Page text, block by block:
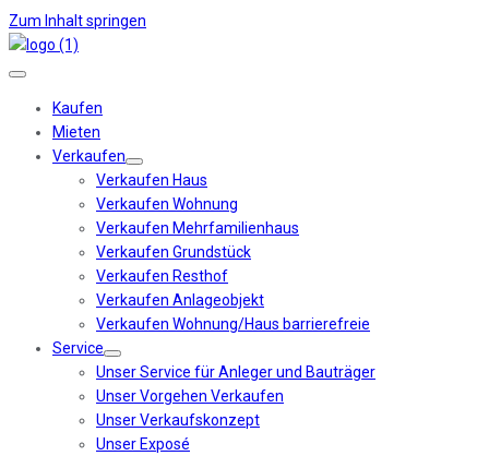
Zum Inhalt springen
Kaufen
Mieten
Verkaufen
Verkaufen Haus
Verkaufen Wohnung
Verkaufen Mehrfamilienhaus
Verkaufen Grundstück
Verkaufen Resthof
Verkaufen Anlageobjekt
Verkaufen Wohnung/Haus barrierefreie
Service
Unser Service für Anleger und Bauträger
Unser Vorgehen Verkaufen
Unser Verkaufskonzept
Unser Exposé